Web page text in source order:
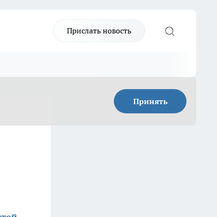
Прислать новость
Принять